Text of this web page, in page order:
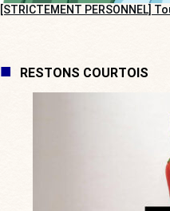
[STRICTEMENT PERSONNEL]
RESTONS COURTOIS